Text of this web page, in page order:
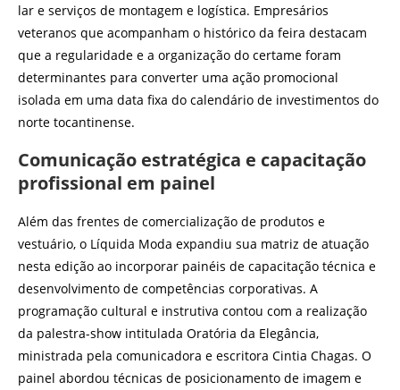
lar e serviços de montagem e logística. Empresários
veteranos que acompanham o histórico da feira destacam
que a regularidade e a organização do certame foram
determinantes para converter uma ação promocional
isolada em uma data fixa do calendário de investimentos do
norte tocantinense.
Comunicação estratégica e capacitação
profissional em painel
Além das frentes de comercialização de produtos e
vestuário, o Líquida Moda expandiu sua matriz de atuação
nesta edição ao incorporar painéis de capacitação técnica e
desenvolvimento de competências corporativas. A
programação cultural e instrutiva contou com a realização
da palestra-show intitulada Oratória da Elegância,
ministrada pela comunicadora e escritora Cintia Chagas. O
painel abordou técnicas de posicionamento de imagem e